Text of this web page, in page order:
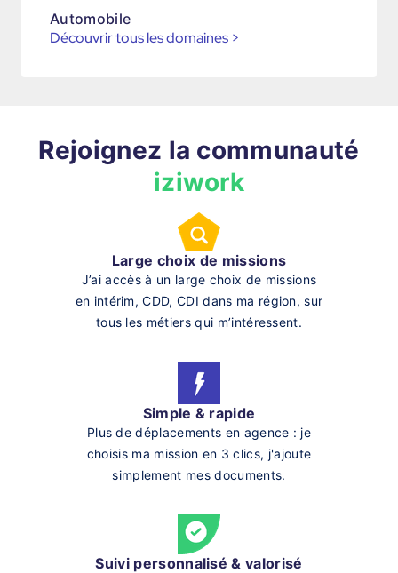
Automobile
Découvrir tous les domaines >
Rejoignez la communauté
iziwork
Large choix de missions
J’ai accès à un large choix de missions
en intérim, CDD, CDI dans ma région, sur
tous les métiers qui m’intéressent.
Simple & rapide
Plus de déplacements en agence : je
choisis ma mission en 3 clics, j'ajoute
simplement mes documents.
Suivi personnalisé & valorisé